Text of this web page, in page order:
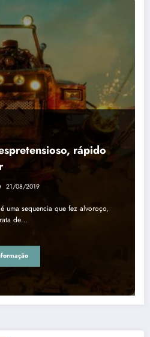
rápido
21/08/2019
uma sequencia que fez alvoroço,
de…